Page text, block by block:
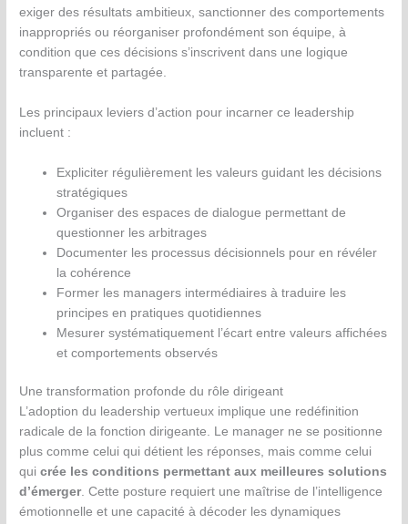
exiger des résultats ambitieux, sanctionner des comportements
inappropriés ou réorganiser profondément son équipe, à
condition que ces décisions s’inscrivent dans une logique
transparente et partagée.
Les principaux leviers d’action pour incarner ce leadership
incluent :
Expliciter régulièrement les valeurs guidant les décisions
stratégiques
Organiser des espaces de dialogue permettant de
questionner les arbitrages
Documenter les processus décisionnels pour en révéler
la cohérence
Former les managers intermédiaires à traduire les
principes en pratiques quotidiennes
Mesurer systématiquement l’écart entre valeurs affichées
et comportements observés
Une transformation profonde du rôle dirigeant
L’adoption du leadership vertueux implique une redéfinition
radicale de la fonction dirigeante. Le manager ne se positionne
plus comme celui qui détient les réponses, mais comme celui
quicrée les conditions permettant aux meilleures solutions
d’émerger. Cette posture requiert une maîtrise de l’intelligence
émotionnelle et une capacité à décoder les dynamiques